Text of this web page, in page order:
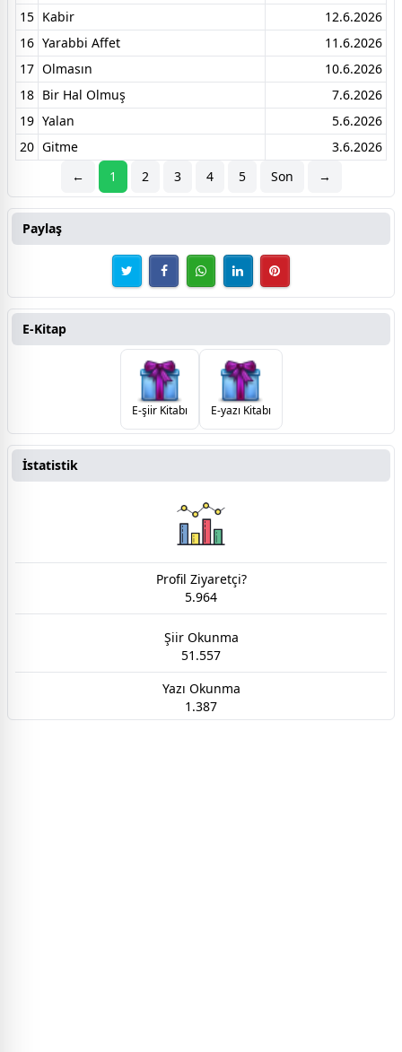
15 Kabir
12.6.2026
16 Yarabbi Affet
11.6.2026
17 Olmasın
10.6.2026
18 Bir Hal Olmuş
7.6.2026
19 Yalan
5.6.2026
20 Gitme
3.6.2026
←
1 2 3 4 5 Son →
Paylaş
E-Kitap
E-şiir Kitabı E-yazı Kitabı
İstatistik
Profil Ziyaretçi?
5.964
Şiir Okunma
51.557
Yazı Okunma
1.387